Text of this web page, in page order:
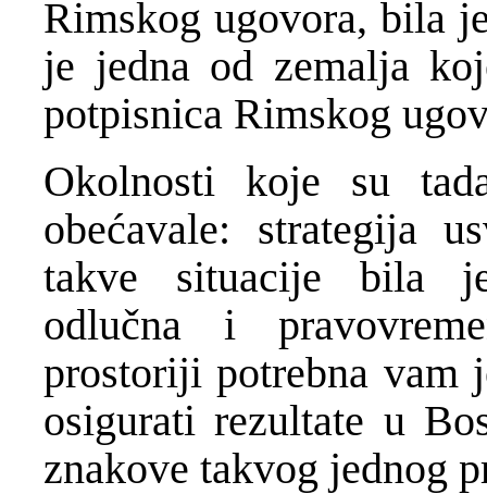
Rimskog ugovora, bila
je jedna od zemalja
potpisnica Rimskog
Okolnosti koje su
obećavale: strategija
takve situacije bila
odlučna i
prostoriji potrebna vam
osigurati rezultate u
znakove takvog jednog